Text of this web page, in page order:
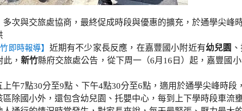
次與交旅處協商，最終促成時段與優惠的擴充，於通學尖峰
即時報導】 近期有不少家長反應，在嘉豐國小附近有幼兒園
， 新竹縣府交旅處公告，從下周一（6月16日）起，嘉豐國
午7點30分至9點、下午4點30分至6點，適用於通學尖峰時段
除國小外，還包含幼兒園、托嬰中心，每到上下學時段車流